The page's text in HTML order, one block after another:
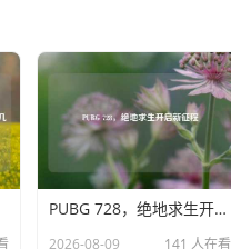
PUBG 728，绝地求生开启新征程
2026-08-09 141 人在看